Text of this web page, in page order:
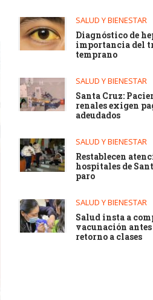
SALUD Y BIENESTAR
Diagnóstico de
importancia del
temprano
SALUD Y BIENESTAR
Santa Cruz:
renales exigen
adeudados
SALUD Y BIENESTAR
Restablecen
hospitales de
paro
SALUD Y BIENESTAR
Salud insta a
vacunación antes
retorno a clases